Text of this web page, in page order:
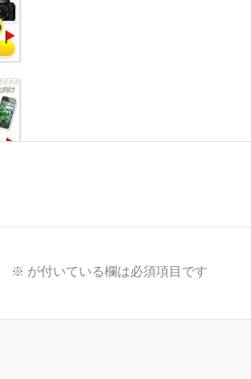
※ が付いている欄は必須項目です